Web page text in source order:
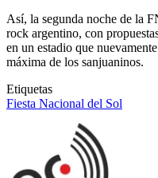
Así, la segunda noche de la
rock argentino, con
en un estadio que
máxima de los sanjuaninos.
Etiquetas
Fiesta Nacional del Sol